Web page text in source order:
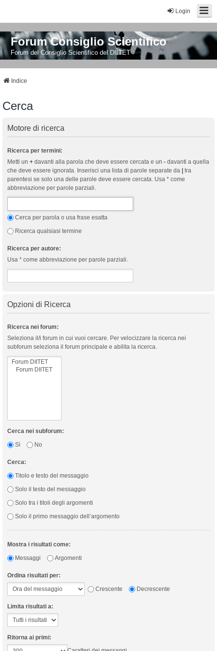
Login
Forum Consiglio Scientifico
Forum del Consiglio Scientifico del DIITET
Indice
Cerca
Motore di ricerca
Ricerca per termini:
Metti un + davanti alla parola che deve essere cercata e un - davanti a quella
che deve essere ignorata. Inserisci una lista di parole separate da
tra
parentesi se solo una delle parole deve essere cercata. Usa * come
abbreviazione per parole parziali.
Cerca per parola o usa frase esatta
Ricerca qualsiasi termine
Ricerca per autore:
Usa * come abbreviazione per parole parziali.
Opzioni di Ricerca
Ricerca nei forum:
Seleziona il/i forum in cui vuoi cercare. Per velocizzare la ricerca nei
subforum seleziona il forum principale e abilita la ricerca.
Cerca nei subforum:
Sì
No
Cerca:
Titolo e testo del messaggio
Solo il testo del messaggio
Solo tra i titoli degli argomenti
Solo il primo messaggio dell’argomento
Mostra i risultati come:
Messaggi
Argomenti
Ordina risultati per:
Crescente
Decrescente
Limita risultati a:
Ritorna ai primi: